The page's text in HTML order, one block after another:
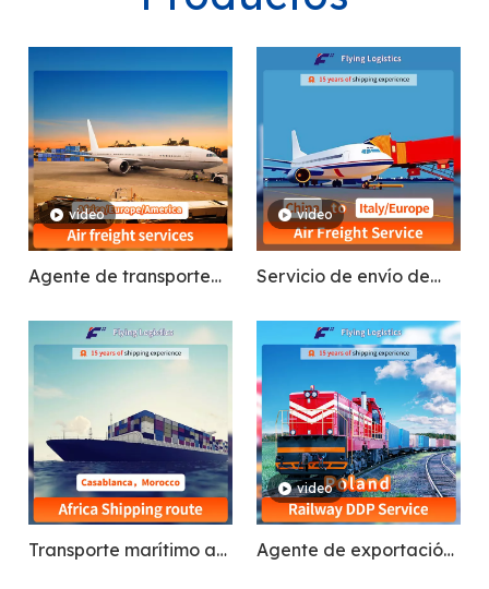
video
Agente de transporte
aéreo rápido Servicio
desde China a Ghana,
Nigeria, Uganda,
Kenia, Sudáfrica,
Europa, América
video
Servicio de envío de
carga aérea de Europa
Transporte marítimo a
Casablanca,
video
Agente de exportación
DDP Envío marítimo